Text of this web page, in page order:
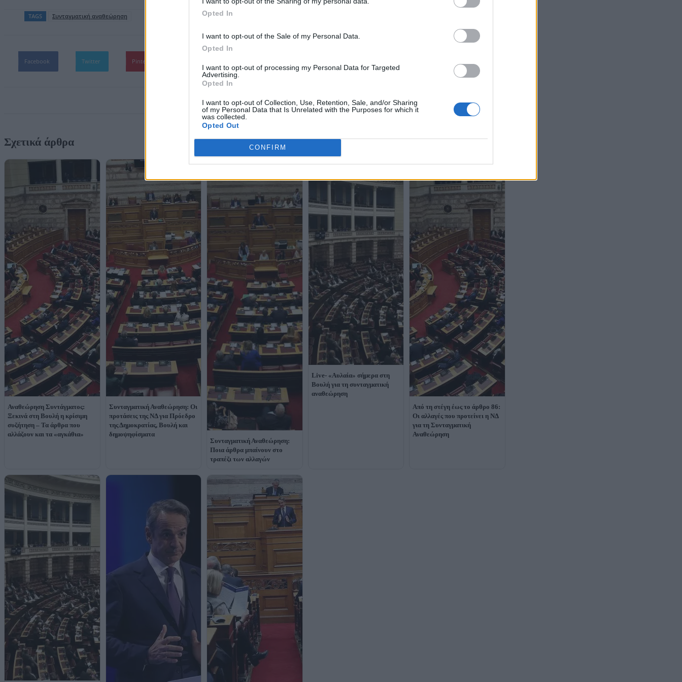
Opted In
I want to opt-out of the Sale of my Personal Data.
Opted In
I want to opt-out of processing my Personal Data for Targeted
Advertising.
Opted In
I want to opt-out of Collection, Use, Retention, Sale, and/or Sharing
of my Personal Data that Is Unrelated with the Purposes for which it
was collected.
Opted Out
CONFIRM
TAGS Συνταγματική αναθεώρηση
Facebook Twitter Pinterest
Σχετικά άρθρα
Αναθεώρηση Συντάγματος:
Ξεκινά στη Βουλή η κρίσιμη
συζήτηση – Τα άρθρα που
αλλάζουν και τα «αγκάθια»
Συνταγματική Αναθεώρηση: Οι
προτάσεις της ΝΔ για Πρόεδρο
της Δημοκρατίας, Βουλή και
δημοψηφίσματα
Συνταγματική Αναθεώρηση:
Ποια άρθρα μπαίνουν στο
τραπέζι των αλλαγών
Live- «Αυλαία» σήμερα στη
Βουλή για τη συνταγματική
αναθεώρηση
Από τη στέγη έως το άρθρο 86:
Οι αλλαγές που προτείνει η ΝΔ
για τη Συνταγματική
Αναθεώρηση